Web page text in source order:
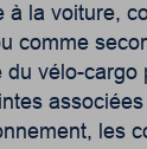
à la voiture,
comme
du vélo-cargo
associées
les